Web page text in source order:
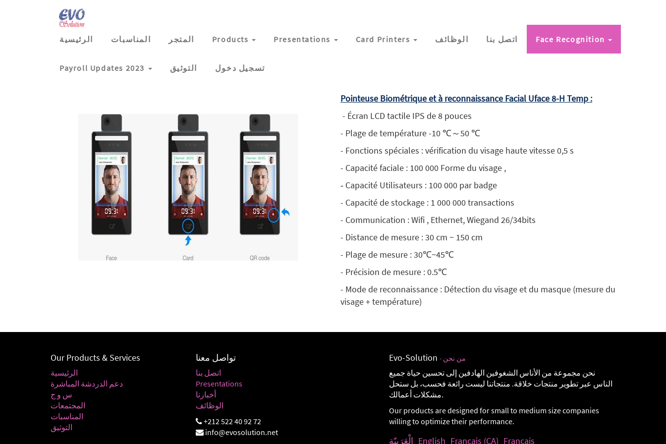
الرئيسية المناسبات المتجر Products Presentations Card Printers الوظائف اتصل بنا Face Recognition
Payroll Updates 2023 التوثيق تسجيل دخول
Pointeuse Biométrique et à reconnaissance Facial Uface 8-H Temp :
- Écran LCD tactile IPS de 8 pouces
- Plage de température -10 ℃～50 ℃
- Fonctions spéciales : vérification du visage haute vitesse 0,5 s
- Capacité faciale : 100 000 Forme du visage ,
‐ Capacité Utilisateurs : 100 000 par badge
- Capacité de stockage : 1 000 000 transactions
- Communication : Wifi , Ethernet, Wiegand 26/34bits
- Distance de mesure : 30 cm ~ 150 cm
- Plage de mesure : 30℃~45℃
- Précision de mesure : 0.5℃
- Mode de reconnaissance : Détection du visage et du masque (mesure du
visage + température)
Our Products & Services
الرئيسية
دعم الدردشة المباشرة
س و ج
المجتمعات
المناسبات
التوثيق
تواصل معنا
اتصل بنا
Presentations
أخبارنا
الوظائف
+212 522 40 92 72
info@evosolution.net
Evo-Solution - من نحن
نحن مجموعة من الأناس الشغوفين الهادفين إلى تحسين حياة جميع
الناس عبر تطوير منتجات خلاقة. منتجاتنا ليست رائعة فحسب، بل ستحل
مشكلات أعمالك.
Our products are designed for small to medium size companies
willing to optimize their performance.
الْعَرَبيّة English Français (CA) Français